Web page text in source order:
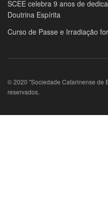
SCEE celebra 9 anos de
Doutrina Espírita
Curso de Passe e Irradiação
© 2020 "Sociedade Catarinense de
reservados.